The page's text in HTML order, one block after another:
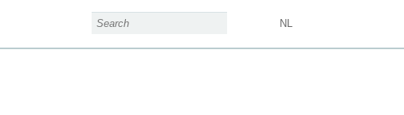
search form
Search NL